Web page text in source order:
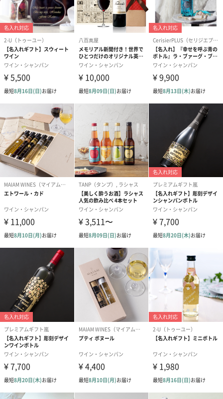
けます。
ガラス栓は、ボトル開栓後、密封するための栓としてご使用いた
だけます。地球環境に配慮した100％天然素材で作られた高品質の
ガラス素材（ボヘミア北部の木灰が原料）です。ヴィノロック社
製、地球環境保護対策において国際認定を取得しています。
記念日やホームパーティーに
プロヴァンスロゼ、オーガニックワインにも少し慣れた方で、も
う少しこなれ感のある愉しいロゼがいいなという方のリピーター
さんが多いです。
大変飲みやすく水のような飲み口ですので、普段飲まない方への
オーガニックワインのプレゼントや卒乳後の上質なプレゼント、
成人して初めて飲むワインとして、ぜひ贈ってみてはいかがです
か？
商品詳細情報
内容量
アルコール度
数
品種
グルナッシュ、ロル、シラー
アレルゲン